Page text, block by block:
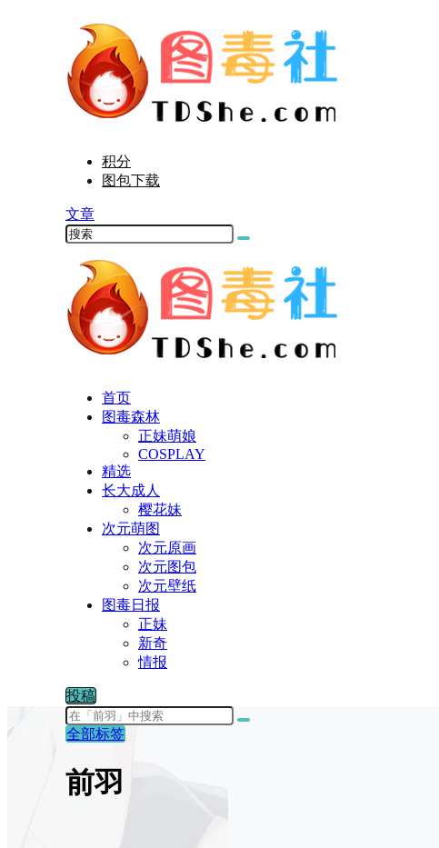
积分
图包下载
文章
首页
图毒森林
正妹萌娘
COSPLAY
精选
长大成人
樱花妹
次元萌图
次元原画
次元图包
次元壁纸
图毒日报
正妹
新奇
情报
投稿
全部标签
前羽